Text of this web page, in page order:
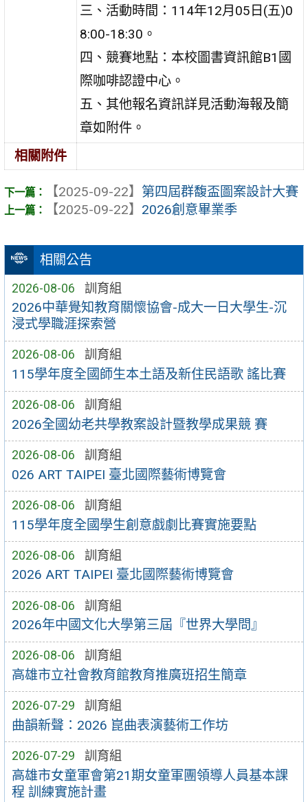
相關公告
2026-08-06 訓育組
2026中華覺知教育關懷協會-成大一日大學生-沉
浸式學職涯探索營
2026-08-06 訓育組
115學年度全國師生本土語及新住民語歌 謠比賽
2026-08-06 訓育組
2026全國幼老共學教案設計暨教學成果競 賽
2026-08-06 訓育組
026 ART TAIPEI 臺北國際藝術博覽會
2026-08-06 訓育組
115學年度全國學生創意戲劇比賽實施要點
2026-08-06 訓育組
2026 ART TAIPEI 臺北國際藝術博覽會
2026-08-06 訓育組
2026年中國文化大學第三屆『世界大學問』
2026-08-06 訓育組
高雄市立社會教育館教育推廣班招生簡章
2026-07-29 訓育組
曲韻新聲：2026 崑曲表演藝術工作坊
2026-07-29 訓育組
高雄市女童軍會第21期女童軍團領導人員基本課
程 訓練實施計畫
三、活動時間：114年12月05日(五)0
8:00-18:30。
四、競賽地點：本校圖書資訊館B1國
際咖啡認證中心。
五、其他報名資訊詳見活動海報及簡
章如附件。
相關附件
【2025-09-22】 第四屆群馥盃圖案設計大賽
【2025-09-22】 2026創意畢業季